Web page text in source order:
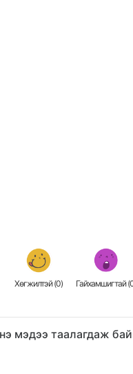
Хөгжилтэй (0) Гайхамшигтай (
мэдээ таалагдаж